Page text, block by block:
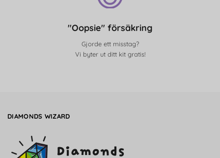
"Oopsie" försäkring
Gjorde ett misstag?
Vi byter ut ditt kit gratis!
DIAMONDS WIZARD